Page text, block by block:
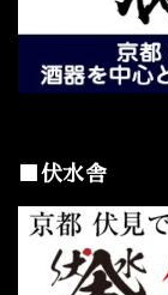
■伏水舎